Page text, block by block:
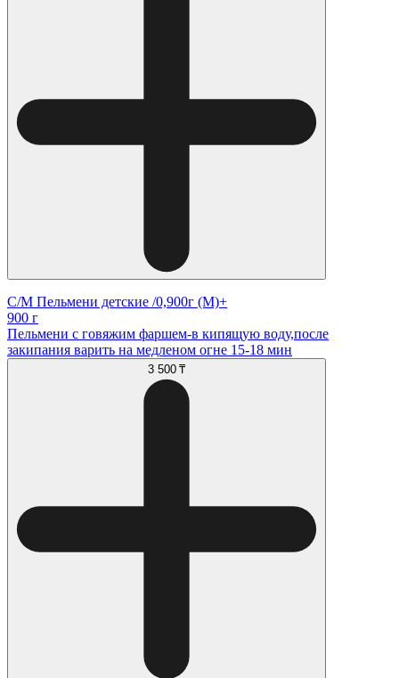
С/М Пельмени детские /0,900г (М)+
900 г
Пельмени с говяжим фаршем-в кипящую воду,после
закипания варить на медленом огне 15-18 мин
3 500 ₸